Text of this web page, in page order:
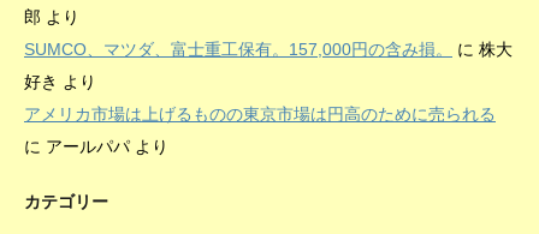
郎 より
SUMCO、マツダ、富士重工保有。157,000円の含み損。
に 株大
好き より
アメリカ市場は上げるものの東京市場は円高のために売られる
に アールパパ より
カテゴリー